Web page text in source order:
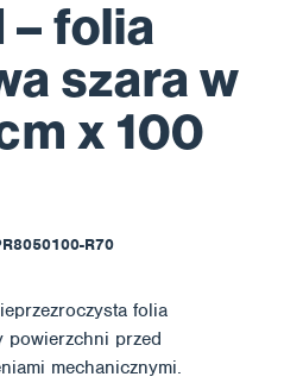
– folia
szara w
x 100
R70
folia
powierzchni przed
mechanicznymi.